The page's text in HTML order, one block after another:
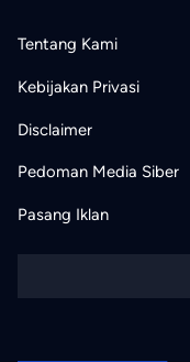
Tentang Kami
Kebijakan Privasi
Disclaimer
Pedoman Media Siber
Pasang Iklan